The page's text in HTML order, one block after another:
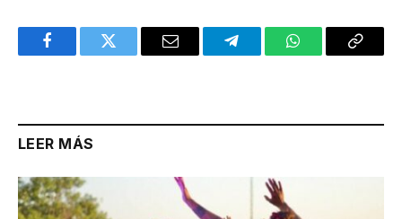
FacebookTwitter Email TelegramWhatsAppCopy
LEER MÁS